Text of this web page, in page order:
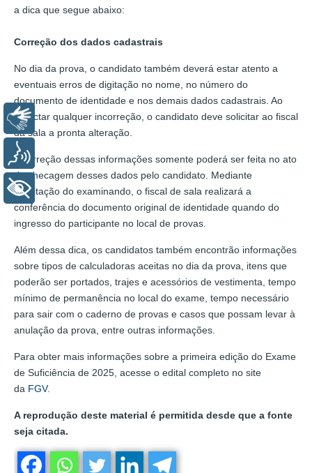
a dica que segue abaixo:
Correção dos dados cadastrais
No dia da prova, o candidato também deverá estar atento a
eventuais erros de digitação no nome, no número do
documento de identidade e nos demais dados cadastrais. Ao
detectar qualquer incorreção, o candidato deve solicitar ao fiscal
da sala a pronta alteração.
A correção dessas informações somente poderá ser feita no ato
da checagem desses dados pelo candidato. Mediante
solicitação do examinando, o fiscal de sala realizará a
conferência do documento original de identidade quando do
ingresso do participante no local de provas.
Além dessa dica, os candidatos também encontrão informações
sobre tipos de calculadoras aceitas no dia da prova, itens que
poderão ser portados, trajes e acessórios de vestimenta, tempo
mínimo de permanência no local do exame, tempo necessário
para sair com o caderno de provas e casos que possam levar à
anulação da prova, entre outras informações.
Para obter mais informações sobre a primeira edição do Exame
de Suficiência de 2025, acesse o edital completo no site
da FGV.
A reprodução deste material é permitida desde que a fonte
seja citada.
Libras
Voz
+ Acessibilidade